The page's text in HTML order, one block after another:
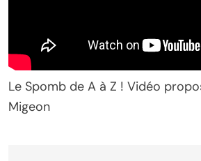
Le Spomb de A à Z ! Vidéo
Migeon